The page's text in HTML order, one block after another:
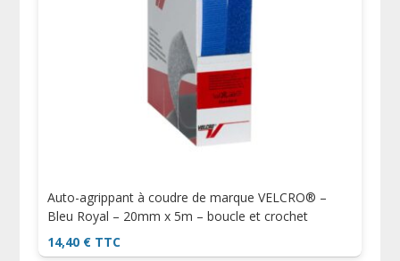
Auto-agrippant à coudre de marque VELCRO® –
Bleu Royal – 20mm x 5m – boucle et crochet
14,40 € TTC